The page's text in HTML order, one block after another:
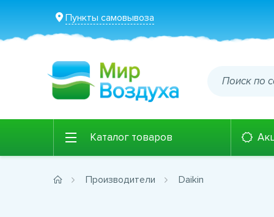
Пункты самовывоза
Каталог товаров
Производители Daikin